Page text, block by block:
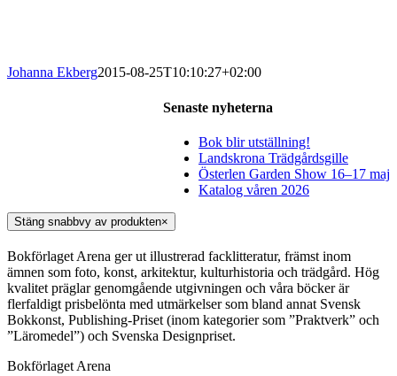
Johanna Ekberg2015-08-25T10:10:27+02:00
Senaste nyheterna
Bok blir utställning!
Landskrona Trädgårdsgille
Österlen Garden Show 16–17 maj
Katalog våren 2026
Stäng snabbvy av produkten×
Bokförlaget Arena ger ut illustrerad facklitteratur, främst inom
ämnen som foto, konst, arkitektur, kulturhistoria och trädgård. Hög
kvalitet präglar genomgående utgivningen och våra böcker är
flerfaldigt prisbelönta med utmärkelser som bland annat Svensk
Bokkonst, Publishing-Priset (inom kategorier som ”Praktverk” och
”Läromedel”) och Svenska Designpriset.
Bokförlaget Arena